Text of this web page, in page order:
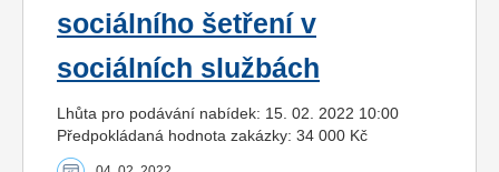
sociálního šetření v
sociálních službách
Lhůta pro podávání nabídek: 15. 02. 2022 10:00
Předpokládaná hodnota zakázky: 34 000 Kč